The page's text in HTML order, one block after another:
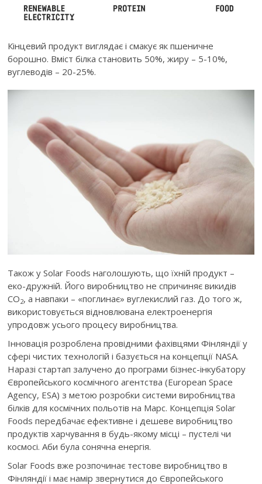
Кінцевий продукт виглядає і смакує як пшеничне
борошно. Вміст білка становить 50%, жиру – 5-10%,
вуглеводів – 20-25%.
Також у Solar Foods наголошують, що їхній продукт –
еко-дружній. Його виробництво не спричиняє викидів
CO2, а навпаки – «поглинає» вуглекислий газ. До того ж,
використовується відновлювана електроенергія
упродовж усього процесу виробництва.
Інновація розроблена провідними фахівцями Фінляндії у
сфері чистих технологій і базується на концепції NASA.
Наразі стартап залучено до програми бізнес-інкубатору
Європейського космічного агентства (European Space
Agency, ESA) з метою розробки системи виробництва
білків для космічних польотів на Марс. Концепція Solar
Foods передбачає ефективне і дешеве виробництво
продуктів харчування в будь-якому місці – пустелі чи
космосі. Аби була сонячна енергія.
Solar Foods вже розпочинає тестове виробництво в
Фінляндії і має намір звернутися до Європейського